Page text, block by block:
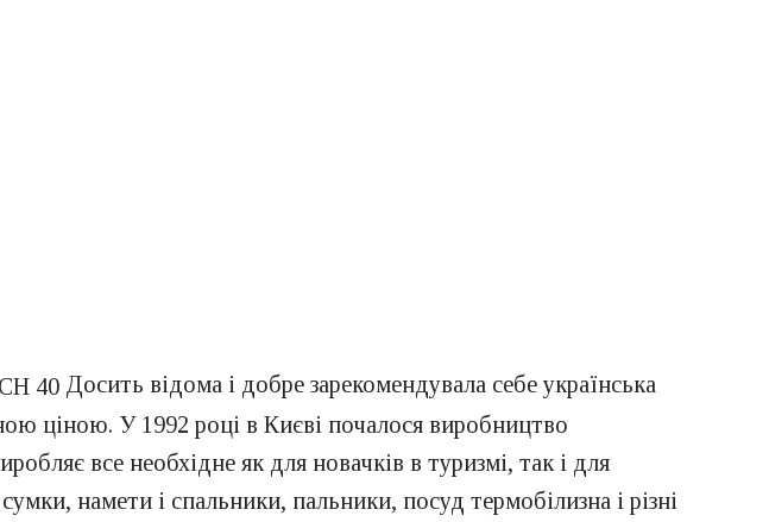
Досить відома і добре зарекомендувала себе українська
ціною. У 1992 році в Києві почалося виробництво
все необхідне як для новачків в туризмі, так і для
намети і спальники, пальники, посуд термобілизна і різні